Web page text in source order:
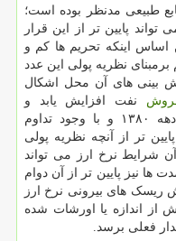
طبیعی مدنظر بوده است؛
پایین تر از این قرار
اساس اینکه تحریم ها کم و
نظریه پولی این عدد
بینی های آن محل اشکال
نفت افزایش یابد و
دسترسی به آن مهیا شود تا همانند دهه ۱۳۸۰ و با وجود تداوم
تر از آنچه نظریه پولی
شرایط نرخ ارز می تواند
و مدت ها نیز پایین تر از آن دوام
ریسک های بیرونی نرخ ارز
از اندازه یا اورشات شده
فعلی برسد.